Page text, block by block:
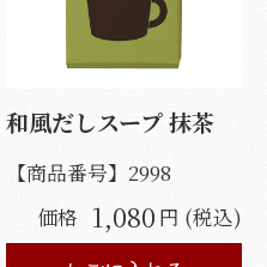
和風だしスープ 抹茶
【商品番号】 2998
価格 1,080 円 (税込)